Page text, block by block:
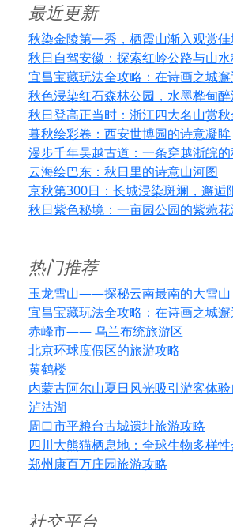
最近更新
秋染金陵第一秀，栖霞山渐入观赏
秋日自驾安徽：探索红岭公路与山
宜昌宝藏玩法全攻略：在诗画之城
秋色浸染红石森林公园，水墨桦甸醉
秋日登高正当时：浙江四大名山赏
暮秋绘彩卷：西安世博园的诗意凝眸
漫步千年吴越古道：一条穿越浙皖
云海绘巴东：秋日里的诗意山河图
京秋第300日：长城浸染斑斓，邂逅
秋日紫色秘境：一亩园公园的紫菀
热门推荐
玉龙雪山——探秘云南最南的大雪山
宜昌宝藏玩法全攻略：在诗画之城
赤峰市—— 乌兰布统旅游区
北京环球度假区的旅游攻略
黄鹤楼
内蒙古阿尔山夏日风光吸引游客体
泸沽湖
周口市平粮台古城遗址旅游攻略
四川大熊猫栖息地：全球生物多样
郑州康百万庄园旅游攻略
社交平台